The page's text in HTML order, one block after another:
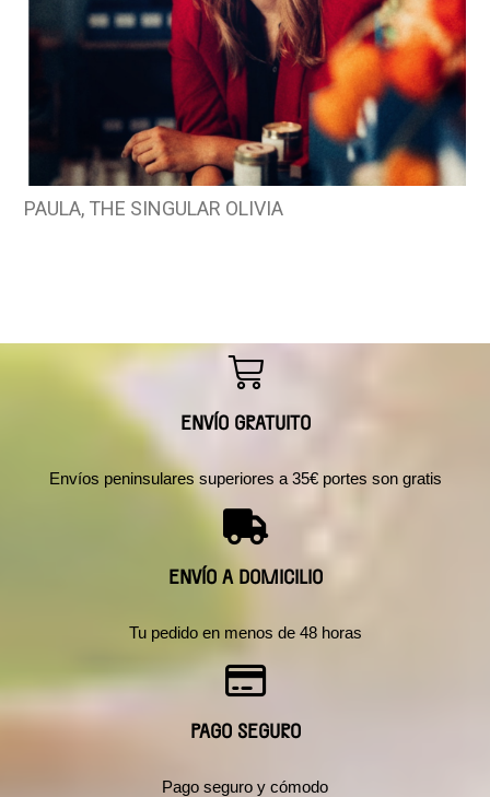
PAULA, THE SINGULAR OLIVIA
ENVÍO GRATUITO
Envíos peninsulares superiores a 35€ portes son gratis
ENVÍO A DOMICILIO
Tu pedido en menos de 48 horas
PAGO SEGURO
Pago seguro y cómodo